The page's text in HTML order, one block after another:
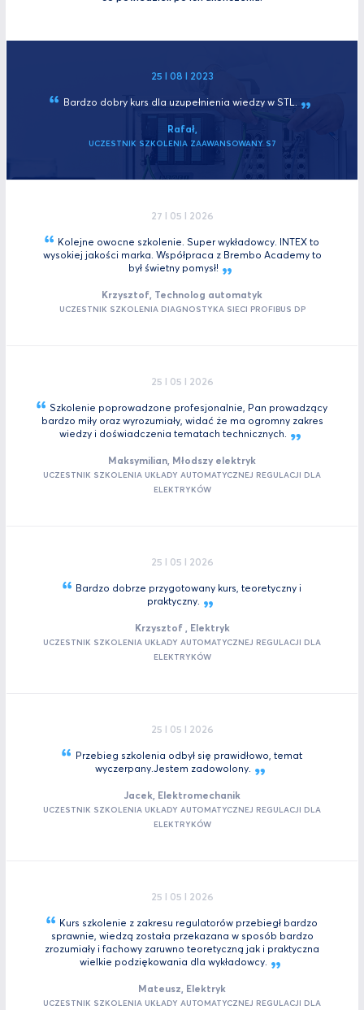
25 I 08 I 2023
Bardzo dobry kurs dla uzupełnienia wiedzy w STL.
Rafał,
UCZESTNIK SZKOLENIA ZAAWANSOWANY S7
27 I 05 I 2026
Kolejne owocne szkolenie. Super wykładowcy. INTEX to
wysokiej jakości marka. Współpraca z Brembo Academy to
był świetny pomysł!
Krzysztof, Technolog automatyk
UCZESTNIK SZKOLENIA DIAGNOSTYKA SIECI PROFIBUS DP
25 I 05 I 2026
Szkolenie poprowadzone profesjonalnie, Pan prowadzący
bardzo miły oraz wyrozumiały, widać że ma ogromny zakres
wiedzy i doświadczenia tematachtechnicznych.
Maksymilian, Młodszy elektryk
UCZESTNIK SZKOLENIA UKŁADY AUTOMATYCZNEJ REGULACJI DLA
ELEKTRYKÓW
25 I 05 I 2026
Bardzo dobrze przygotowany kurs, teoretyczny i
praktyczny.
Krzysztof , Elektryk
UCZESTNIK SZKOLENIA UKŁADY AUTOMATYCZNEJ REGULACJI DLA
ELEKTRYKÓW
25 I 05 I 2026
Przebieg szkolenia odbył się prawidłowo, temat
wyczerpany.Jestem zadowolony.
Jacek, Elektromechanik
UCZESTNIK SZKOLENIA UKŁADY AUTOMATYCZNEJ REGULACJI DLA
ELEKTRYKÓW
25 I 05 I 2026
Kurs szkolenie z zakresu regulatorów przebiegł bardzo
sprawnie, wiedzą została przekazana w sposób bardzo
zrozumiały i fachowy zaruwno teoretyczną jak i praktyczna
wielkie podziękowania dla wykładowcy.
Mateusz, Elektryk
UCZESTNIK SZKOLENIA UKŁADY AUTOMATYCZNEJ REGULACJI DLA